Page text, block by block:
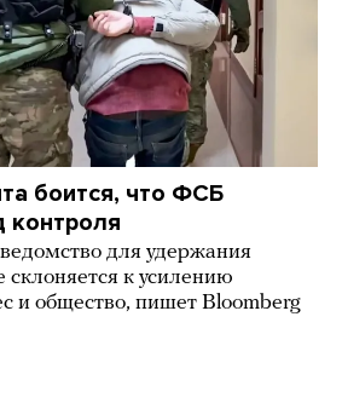
боится, что ФСБ
контроля
для удержания
склоняется к усилению
и общество, пишет Bloomberg